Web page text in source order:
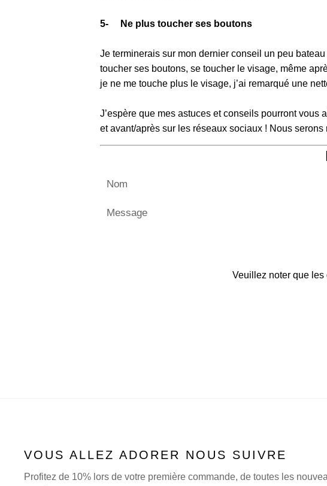
5- Ne plus toucher ses boutons
Je terminerais sur mon dernier conseil un peu
toucher ses boutons, se toucher le visage, même
je ne me touche plus le visage, j’ai remarqué une
J’espère que mes astuces et conseils pourront
et avant/après sur les réseaux sociaux ! Nous serons
Nom
Message
Veuillez noter que
VOUS ALLEZ ADORER NOUS SUIVRE
Profitez de 10% lors de votre première commande, de toutes les